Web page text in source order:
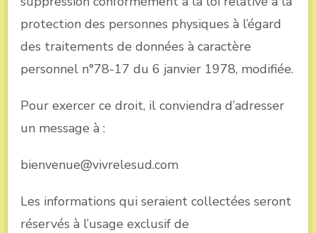
protection des personnes physiques à l’égard
des traitements de données à caractère
personnel n°78-17 du 6 janvier 1978, modifiée.
Pour exercer ce droit, il conviendra d’adresser
un message à :
bienvenue@vivrelesud.com
Les informations qui seraient collectées seront
réservés à l’usage exclusif de